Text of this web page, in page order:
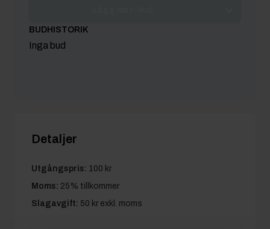
BUDHISTORIK
Inga bud
Detaljer
Utgångspris: 100 kr
Moms: 25% tillkommer
Slagavgift: 50 kr exkl. moms